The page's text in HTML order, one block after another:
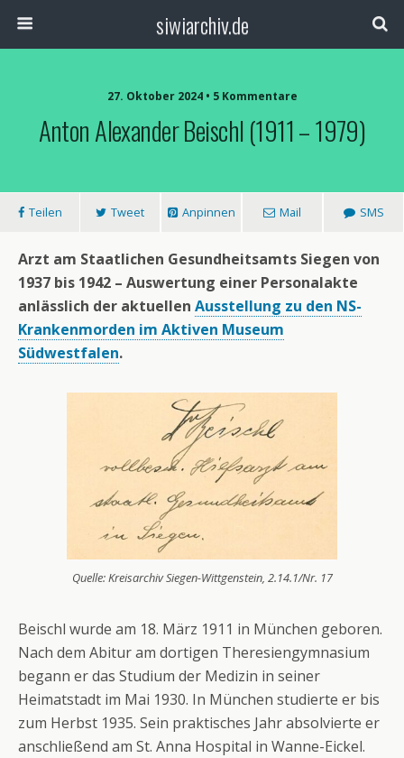
siwiarchiv.de
27. Oktober 2024 • 5 Kommentare
Anton Alexander Beischl (1911 – 1979)
Teilen Tweet Anpinnen Mail SMS
Arzt am Staatlichen Gesundheitsamts Siegen von
1937 bis 1942 – Auswertung einer Personalakte
anlässlich der aktuellen Ausstellung zu den NS-
Krankenmorden im Aktiven Museum
Südwestfalen.
Quelle: Kreisarchiv Siegen-Wittgenstein, 2.14.1/Nr. 17
Beischl wurde am 18. März 1911 in München geboren.
Nach dem Abitur am dortigen Theresiengymnasium
begann er das Studium der Medizin in seiner
Heimatstadt im Mai 1930. In München studierte er bis
zum Herbst 1935. Sein praktisches Jahr absolvierte er
anschließend am St. Anna Hospital in Wanne-Eickel.